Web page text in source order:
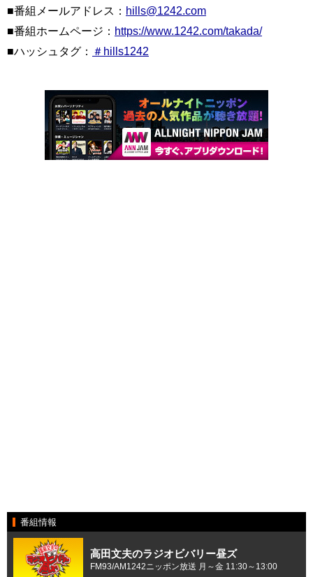
■番組メールアドレス： hills@1242.com
■番組ホームページ： https://www.1242.com/takada/
■ハッシュタグ： ＃hills1242
番組情報
高田文夫のラジオビバリー昼ズ
FM93/AM1242ニッポン放送 月～金 11:30～13:00